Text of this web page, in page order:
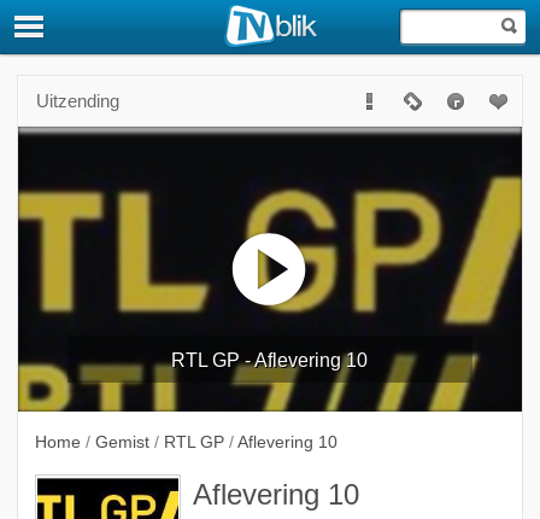
Uitzending
RTL GP - Aflevering 10
Home / Gemist / RTL GP / Aflevering 10
Aflevering 10